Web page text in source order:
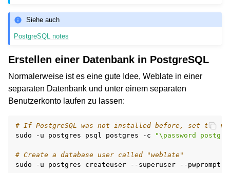
Siehe auch
PostgreSQL notes
Erstellen einer Datenbank in PostgreSQL
Normalerweise ist es eine gute Idee, Weblate in einer
separaten Datenbank und unter einem separaten
Benutzerkonto laufen zu lassen:
# If PostgreSQL was not installed before, set the
sudo
-u postgres psql postgres -c "\password
# Create a database user called "weblate"
sudo
-u postgres createuser --superuser --pwprompt